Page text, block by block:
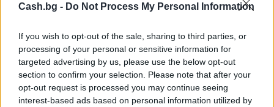
Cash.bg - Do Not Process My Personal Information
If you wish to opt-out of the sale, sharing to third parties, or
processing of your personal or sensitive information for
targeted advertising by us, please use the below opt-out
section to confirm your selection. Please note that after your
opt-out request is processed you may continue seeing
interest-based ads based on personal information utilized by
Най-известните исторически
31.01.2021 / 11:45